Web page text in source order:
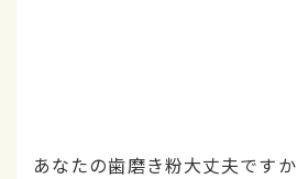
あなたの歯磨き粉大丈夫ですか